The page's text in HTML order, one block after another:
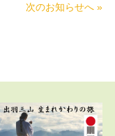
次のお知らせへ »